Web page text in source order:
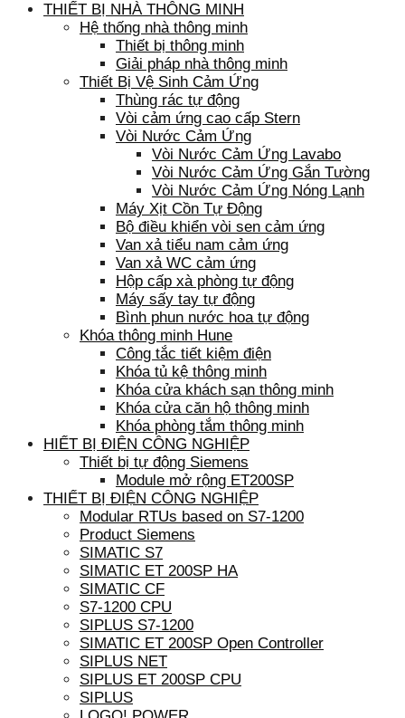
THIẾT BỊ NHÀ THÔNG MINH
Hệ thống nhà thông minh
Thiết bị thông minh
Giải pháp nhà thông minh
Thiết Bị Vệ Sinh Cảm Ứng
Thùng rác tự động
Vòi cảm ứng cao cấp Stern
Vòi Nước Cảm Ứng
Vòi Nước Cảm Ứng Lavabo
Vòi Nước Cảm Ứng Gắn Tường
Vòi Nước Cảm Ứng Nóng Lạnh
Máy Xịt Cồn Tự Động
Bộ điều khiển vòi sen cảm ứng
Van xả tiểu nam cảm ứng
Van xả WC cảm ứng
Hộp cấp xà phòng tự động
Máy sấy tay tự động
Bình phun nước hoa tự động
Khóa thông minh Hune
Công tắc tiết kiệm điện
Khóa tủ kệ thông minh
Khóa cửa khách sạn thông minh
Khóa cửa căn hộ thông minh
Khóa phòng tắm thông minh
HIẾT BỊ ĐIỆN CÔNG NGHIỆP
Thiết bị tự động Siemens
Module mở rộng ET200SP
THIẾT BỊ ĐIỆN CÔNG NGHIỆP
Modular RTUs based on S7-1200
Product Siemens
SIMATIC S7
SIMATIC ET 200SP HA
SIMATIC CF
S7-1200 CPU
SIPLUS S7-1200
SIMATIC ET 200SP Open Controller
SIPLUS NET
SIPLUS ET 200SP CPU
SIPLUS